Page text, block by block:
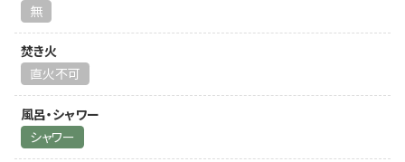
無
焚き火
直火不可
風呂・シャワー
シャワー